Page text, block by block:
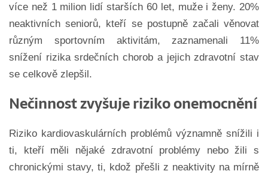
více než 1 milion lidí starších 60 let, muže i ženy. 20%
neaktivních seniorů, kteří se postupně začali věnovat
různým sportovním aktivitám, zaznamenali 11%
snížení rizika srdečních chorob a jejich zdravotní stav
se celkově zlepšil.
Nečinnost zvyšuje riziko onemocnění
Riziko kardiovaskulárních problémů významně snížili i
ti, kteří měli nějaké zdravotní problémy nebo žili s
chronickými stavy, ti, kdož přešli z neaktivity na mírně